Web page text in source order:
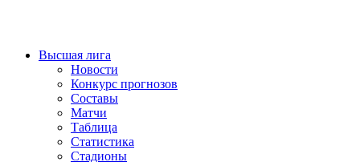
Высшая лига
Новости
Конкурс прогнозов
Составы
Матчи
Таблица
Статистика
Стадионы